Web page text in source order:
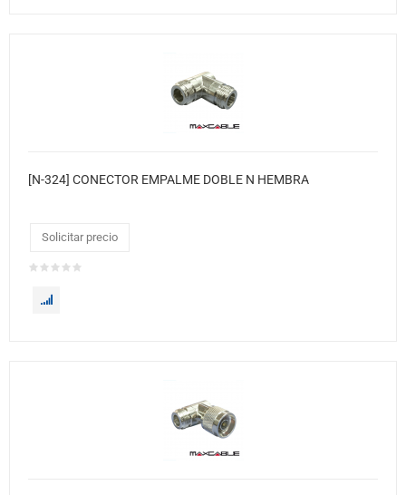
[N-324] CONECTOR EMPALME DOBLE N HEMBRA
Solicitar precio